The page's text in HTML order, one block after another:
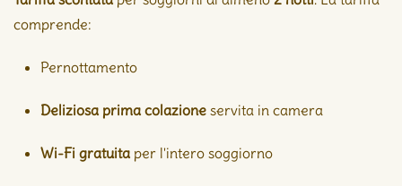
comprende:
Pernottamento
Deliziosa prima colazione servita in camera
Wi-Fi gratuita per l'intero soggiorno